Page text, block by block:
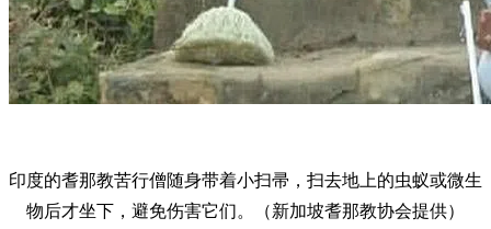
印度的耆那教苦行僧随身带着小扫帚，扫去地上的虫蚁或微生
物后才坐下，避免伤害它们。（新加坡耆那教协会提供）